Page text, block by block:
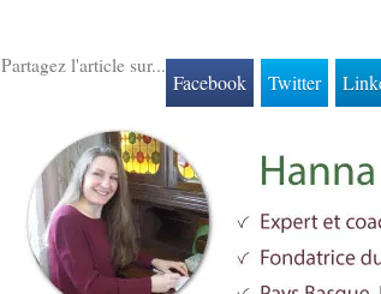
Partagez l'article sur...
Facebook Twitter